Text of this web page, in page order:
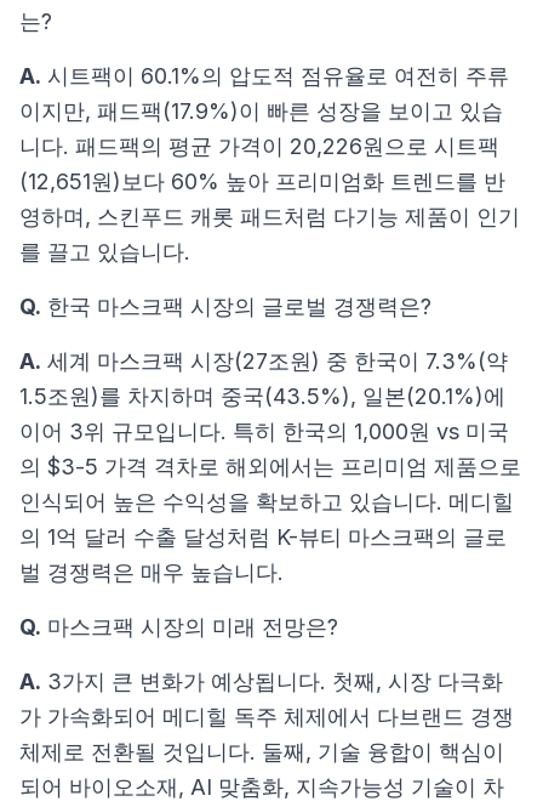
는?
A. 시트팩이 60.1%의 압도적 점유율로 여전히 주류
이지만, 패드팩(17.9%)이 빠른 성장을 보이고 있습
니다. 패드팩의 평균 가격이 20,226원으로 시트팩
(12,651원)보다 60% 높아 프리미엄화 트렌드를 반
영하며, 스킨푸드 캐롯 패드처럼 다기능 제품이 인기
를 끌고 있습니다.
Q. 한국 마스크팩 시장의 글로벌 경쟁력은?
A. 세계 마스크팩 시장(27조원) 중 한국이 7.3%(약
1.5조원)를 차지하며 중국(43.5%), 일본(20.1%)에
이어 3위 규모입니다. 특히 한국의 1,000원 vs 미국
의 $3-5 가격 격차로 해외에서는 프리미엄 제품으로
인식되어 높은 수익성을 확보하고 있습니다. 메디힐
의 1억 달러 수출 달성처럼 K-뷰티 마스크팩의 글로
벌 경쟁력은 매우 높습니다.
Q. 마스크팩 시장의 미래 전망은?
A. 3가지 큰 변화가 예상됩니다. 첫째, 시장 다극화
가 가속화되어 메디힐 독주 체제에서 다브랜드 경쟁
체제로 전환될 것입니다. 둘째, 기술 융합이 핵심이
되어 바이오소재, AI 맞춤화, 지속가능성 기술이 차